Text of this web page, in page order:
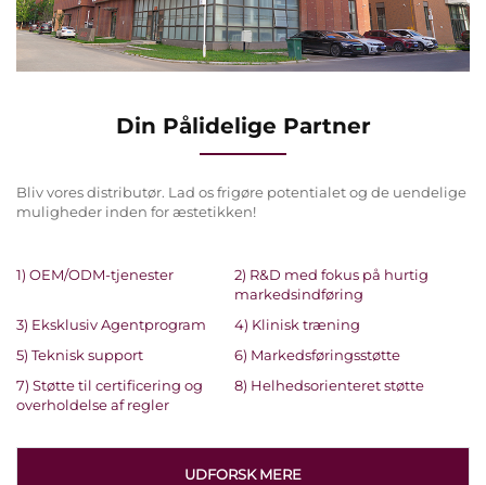
Din Pålidelige Partner
Bliv vores distributør. Lad os frigøre potentialet og de uendelige
muligheder inden for æstetikken!
1) OEM/ODM-tjenester
2) R&D med fokus på hurtig
markedsindføring
3) Eksklusiv Agentprogram
4) Klinisk træning
5) Teknisk support
6) Markedsføringsstøtte
7) Støtte til certificering og
overholdelse af regler
8) Helhedsorienteret støtte
UDFORSK MERE